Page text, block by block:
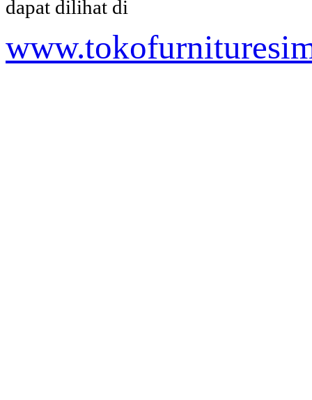
dapat dilihat di